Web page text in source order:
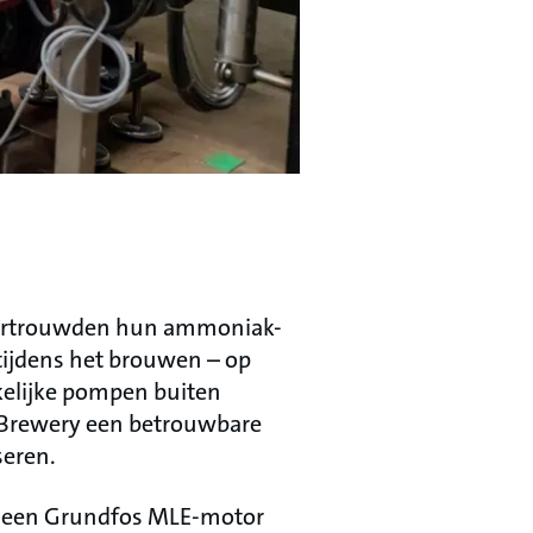
hun ammoniak-
het brouwen – op
pompen buiten
een betrouwbare
Grundfos MLE-motor